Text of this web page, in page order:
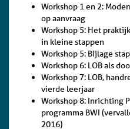
Workshop 1 en 2:
op aanvraag
Workshop 5: Het
in kleine stappen
Workshop 5: Bijlage
Workshop 6: LOB als
Workshop 7: LOB,
vierde leerjaar
Workshop 8: Inrichting
programma BWI
2016)